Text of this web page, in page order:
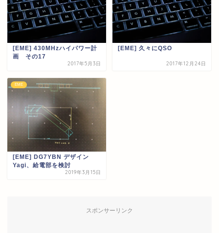
[EME] 430MHzハイパワー計
画 その17
2017年5月3日
[EME] 久々にQSO
2017年12月24日
EME
[EME] DG7YBN デザイン
Yagi、給電部を検討
2019年3月15日
スポンサーリンク